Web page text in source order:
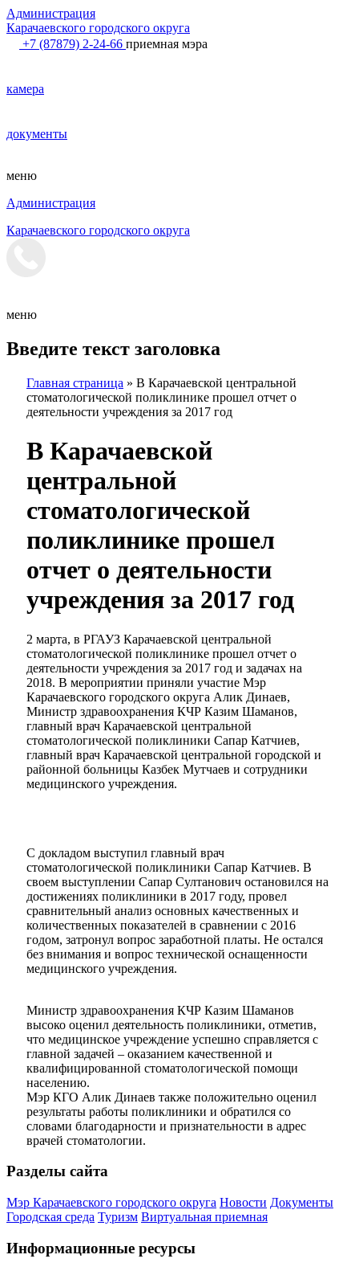
Администрация
Карачаевского городского округа
+7 (87879) 2-24-66 приемная мэра
камера
документы
меню
Администрация
Карачаевского городского округа
меню
Введите текст заголовка
Главная страница » В Карачаевской центральной
стоматологической поликлинике прошел отчет о
деятельности учреждения за 2017 год
В Карачаевской
центральной
стоматологической
поликлинике прошел
отчет о деятельности
учреждения за 2017 год
2 марта, в РГАУЗ Карачаевской центральной
стоматологической поликлинике прошел отчет о
деятельности учреждения за 2017 год и задачах на
2018. В мероприятии приняли участие Мэр
Карачаевского городского округа Алик Динаев,
Министр здравоохранения КЧР Казим Шаманов,
главный врач Карачаевской центральной
стоматологической поликлиники Сапар Катчиев,
главный врач Карачаевской центральной городской и
районной больницы Казбек Мутчаев и сотрудники
медицинского учреждения.
С докладом выступил главный врач
стоматологической поликлиники Сапар Катчиев. В
своем выступлении Сапар Султанович остановился на
достижениях поликлиники в 2017 году, провел
сравнительный анализ основных качественных и
количественных показателей в сравнении с 2016
годом, затронул вопрос заработной платы. Не остался
без внимания и вопрос технической оснащенности
медицинского учреждения.
Министр здравоохранения КЧР Казим Шаманов
высоко оценил деятельность поликлиники, отметив,
что медицинское учреждение успешно справляется с
главной задачей – оказанием качественной и
квалифицированной стоматологической помощи
населению.
Мэр КГО Алик Динаев также положительно оценил
результаты работы поликлиники и обратился со
словами благодарности и признательности в адрес
врачей стоматологии.
Разделы сайта
Мэр Карачаевского городского округа Новости Документы
Городская среда Туризм Виртуальная приемная
Информационные ресурсы